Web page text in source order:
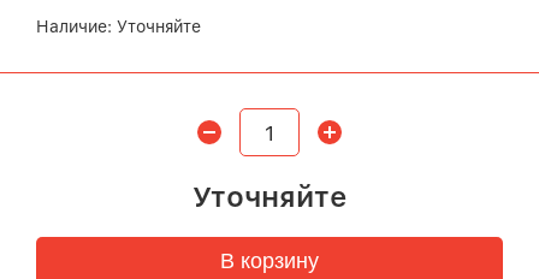
Наличие: Уточняйте
Уточняйте
В корзину